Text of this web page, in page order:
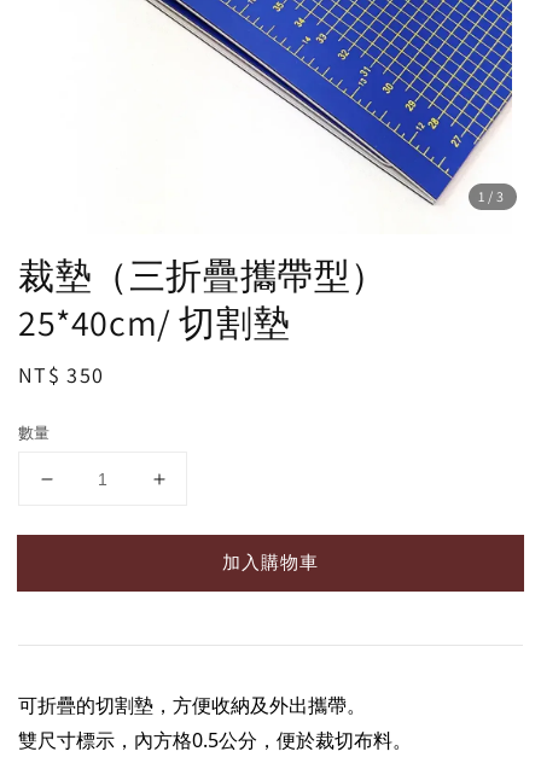
1 /3
裁墊（三折疊攜帶型）
25*40cm/ 切割墊
Regular
NT$ 350
數量
加入購物車
可折疊的切割墊，方便收納及外出攜帶。
雙尺寸標示，內方格0.5公分，便於裁切布料。